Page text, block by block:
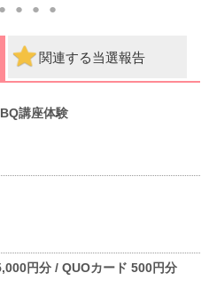
● ● ● ●
関連する当選報告
講座体験
円分 / QUOカード 500円分